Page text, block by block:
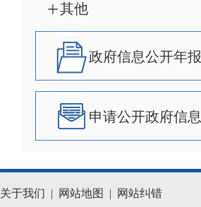
其他
政府信息公开年报
申请公开政府信息
关于我们 | 网站地图 | 网站纠错